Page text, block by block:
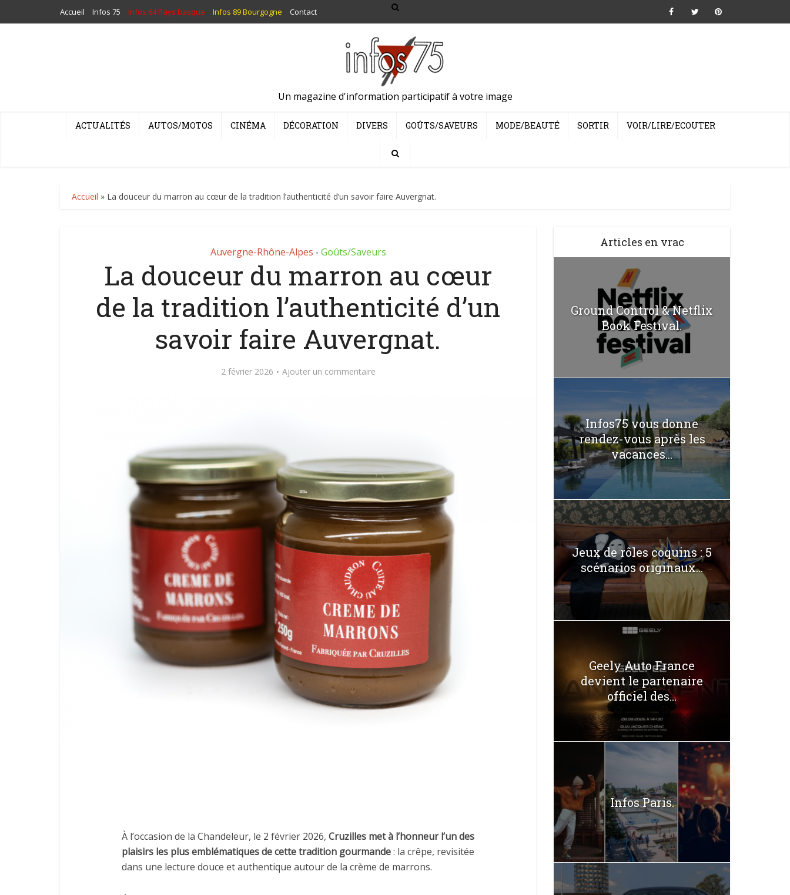
Accueil Infos 75 Infos 64 Pays basque Infos 89 Bourgogne Contact
Un magazine d'information participatif à votre image
ACTUALITÉS AUTOS/MOTOS CINÉMA DÉCORATION DIVERS GOÛTS/SAVEURS MODE/BEAUTÉ SORTIR VOIR/LIRE/ECOUTER
Accueil » La douceur du marron au cœur de la tradition l’authenticité d’un savoir faire Auvergnat.
Auvergne-Rhône-Alpes • Goûts/Saveurs
La douceur du marron au cœur
de la tradition l’authenticité d’un
savoir faire Auvergnat.
2 février 2026 Ajouter un commentaire
À l’occasion de la Chandeleur, le 2 février 2026, Cruzilles met à l’honneur l’un des
plaisirs les plus emblématiques de cette tradition gourmande: la crêpe, revisitée
dans une lecture douce et authentique autour de la crème de marrons.
Articles en vrac
Ground Control & Netflix
Book Festival.
Infos75 vous donne
rendez-vous après les
vacances...
Jeux de rôles coquins : 5
scénarios originaux...
Geely Auto France
devient le partenaire
officiel des...
Infos Paris.